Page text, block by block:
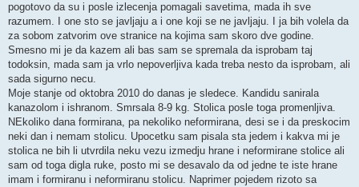
pogotovo da su i posle izlecenja pomagali savetima, mada ih sve
razumem. I one sto se javljaju a i one koji se ne javljaju. I ja bih volela da
za sobom zatvorim ove stranice na kojima sam skoro dve godine.
Smesno mi je da kazem ali bas sam se spremala da isprobam taj
todoksin, mada sam ja vrlo nepoverljiva kada treba nesto da isprobam, ali
sada sigurno necu.
Moje stanje od oktobra 2010 do danas je sledece. Kandidu sanirala
kanazolom i ishranom. Smrsala 8-9 kg. Stolica posle toga promenljiva.
NEkoliko dana formirana, pa nekoliko neformirana, desi se i da preskocim
neki dan i nemam stolicu. Upocetku sam pisala sta jedem i kakva mi je
stolica ne bih li utvrdila neku vezu izmedju hrane i neformirane stolice ali
sam od toga digla ruke, posto mi se desavalo da od jedne te iste hrane
imam i formiranu i neformiranu stolicu. Naprimer pojedem rizoto sa